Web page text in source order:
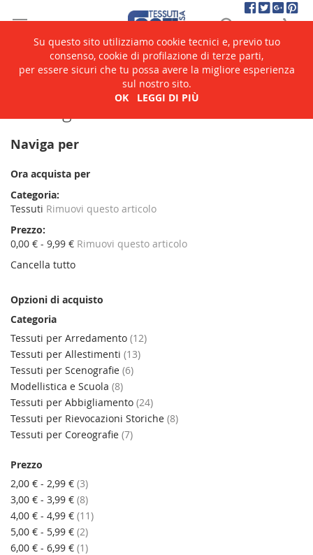
Cerca
contenuto
Naviga per
Ora acquista per
Categoria
Tessuti Rimuovi questo articolo
Prezzo
0,00 € - 9,99 € Rimuovi questo articolo
Cancella tutto
Opzioni di acquisto
Categoria
Tessuti per Arredamento 12elementi
Tessuti per Allestimenti 13elementi
Tessuti per Scenografie 6elementi
Modellistica e Scuola 8elementi
Tessuti per Abbigliamento 24elementi
Tessuti per Rievocazioni Storiche 8elementi
Tessuti per Coreografie 7elementi
Prezzo
2,00 € - 2,99 € 3elementi
3,00 € - 3,99 € 8elementi
4,00 € - 4,99 € 11elementi
5,00 € - 5,99 € 2elementi
6,00 € - 6,99 € 1elemento
Su questo sito utilizziamo cookie tecnici e, previo tuo
consenso, cookie di profilazione di terze parti,
per essere sicuri che tu possa avere la migliore esperienza
sul nostro sito.
OK
LEGGI DI PIÙ